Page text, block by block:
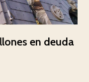
en deuda